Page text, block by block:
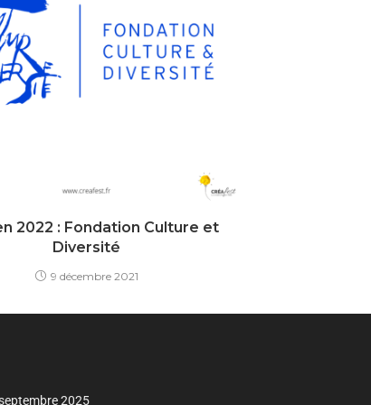
2022 : Fondation Culture et
Diversité
9 décembre 2021
2025